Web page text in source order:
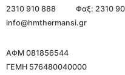
2310 910 888
Φαξ: 2310
info@hmthermansi.gr
ΑΦΜ 081856544
ΓΕΜΗ 576480040000